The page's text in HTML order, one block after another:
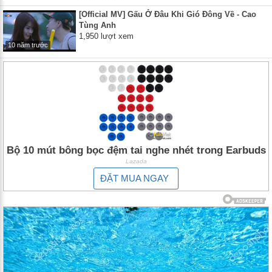
10 năm trước
[Official MV] Gấu Ở Đâu Khi Gió Đông Về - Cao
Tùng Anh
1,950 lượt xem
Bộ 10 mút bông bọc đệm tai nghe nhét trong Earbuds
Lazada
ĐẶT MUA NGAY